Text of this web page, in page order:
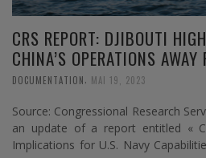
CRS REPORT: DJIBOUTI
CHINA’S OPERATIONS
DOCUMENTATION MAI 19, 2023
Source: Congressional Research
an update of a report entitled «
Implications for U.S. Navy